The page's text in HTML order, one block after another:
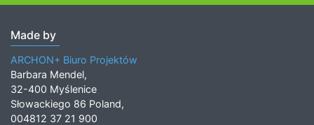
Made by
ARCHON+ Biuro Projektów
Barbara Mendel,
32-400 Myślenice
Słowackiego 86 Poland,
004812 37 21 900